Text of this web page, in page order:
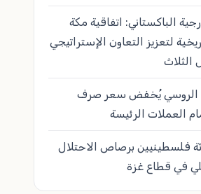
الباكستاني: اتفاقية مكة
لتعزيز التعاون الإستراتيجي
الثلاث
الروسي يُخفض سعر صرف
العملات الرئيسة
فلسطينيين برصاص الاحتلال
في قطاع غزة